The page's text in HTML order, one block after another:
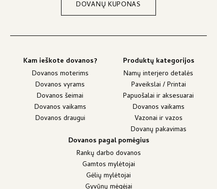
DOVANŲ KUPONAS
Kam ieškote dovanos?
Dovanos moterims
Dovanos vyrams
Dovanos šeimai
Dovanos vaikams
Dovanos draugui
Produktų kategorijos
Namų interjero detalės
Paveikslai / Printai
Papuošalai ir aksesuarai
Dovanos vaikams
Vazonai ir vazos
Dovanų pakavimas
Dovanos pagal pomėgius
Rankų darbo dovanos
Gamtos mylėtojai
Gėlių mylėtojai